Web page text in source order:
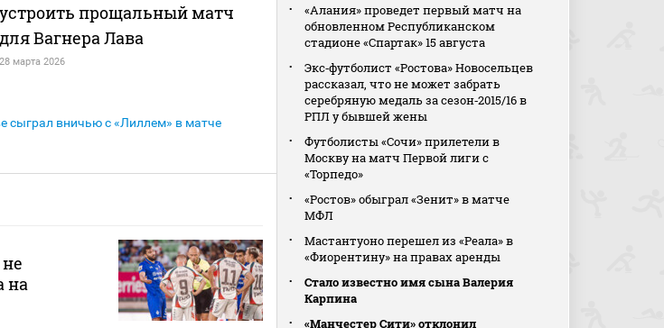
устроить прощальный матч
для Вагнера Лава
28 марта 2026
сыграл вничью с «Лиллем» в матче
на
«Алания» проведет первый матч на
обновленном Республиканском
стадионе «Спартак» 15 августа
Экс‑футболист «Ростова» Новосельцев
рассказал, что не может забрать
серебряную медаль за сезон‑2015/16 в
РПЛ у бывшей жены
Футболисты «Сочи» прилетели в
Москву на матч Первой лиги с
«Торпедо»
«Ростов» обыграл «Зенит» в матче
МФЛ
Мастантуоно перешел из «Реала» в
«Фиорентину» на правах аренды
Стало известно имя сына Валерия
Карпина
«Манчестер Сити» отклонил